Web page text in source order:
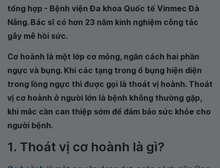
tổng hợp - Bệnh viện Đa khoa Quốc tế Vinmec Đà
Nẵng. Bác sĩ có hơn 23 năm kinh nghiệm công tác
gây mê hồi sức.
Cơ hoành là một lớp cơ mỏng, ngăn cách hai phần
ngực và bụng. Khi các tạng trong ổ bụng hiện diện
trong lồng ngực thì được gọi là thoát vị hoành. Thoát
vị cơ hoành ở người lớn là bệnh không thường gặp,
khi mắc cần can thiệp sớm để đảm bảo sức khỏe cho
người bệnh.
1. Thoát vị cơ hoành là gì?